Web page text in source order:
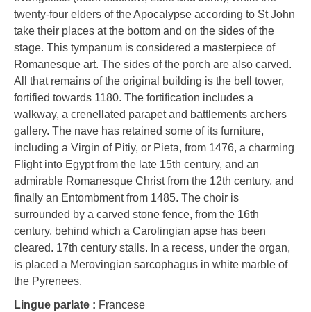
twenty-four elders of the Apocalypse according to St John
take their places at the bottom and on the sides of the
stage. This tympanum is considered a masterpiece of
Romanesque art. The sides of the porch are also carved.
All that remains of the original building is the bell tower,
fortified towards 1180. The fortification includes a
walkway, a crenellated parapet and battlements archers
gallery. The nave has retained some of its furniture,
including a Virgin of Pitiy, or Pieta, from 1476, a charming
Flight into Egypt from the late 15th century, and an
admirable Romanesque Christ from the 12th century, and
finally an Entombment from 1485. The choir is
surrounded by a carved stone fence, from the 16th
century, behind which a Carolingian apse has been
cleared. 17th century stalls. In a recess, under the organ,
is placed a Merovingian sarcophagus in white marble of
the Pyrenees.
Lingue parlate : Francese